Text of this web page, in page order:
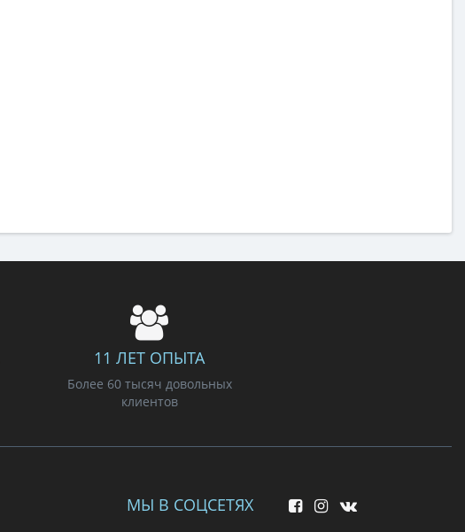
11 ЛЕТ ОПЫТА
Более 60 тысяч довольных
клиентов
МЫ В СОЦСЕТЯХ